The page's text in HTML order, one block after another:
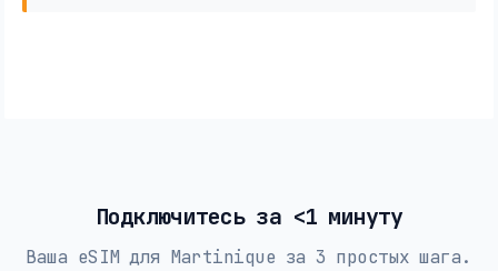
Подключитесь за <1 минуту
Ваша eSIM для Martinique за 3 простых шага.